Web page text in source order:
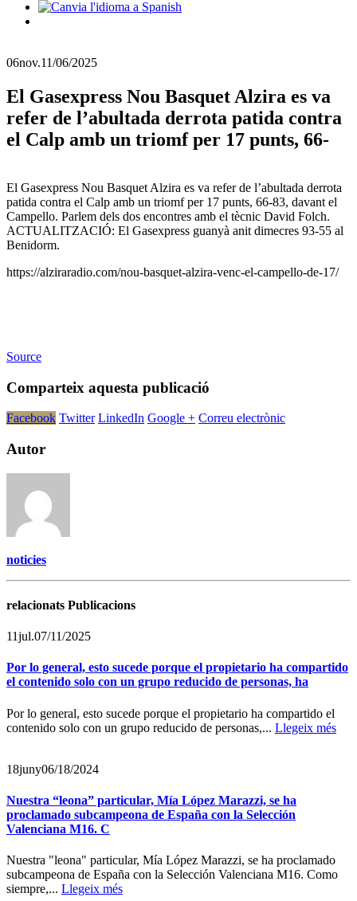
06nov.11/06/2025
El Gasexpress Nou Basquet Alzira es va
refer de l’abultada derrota patida contra
el Calp amb un triomf per 17 punts, 66-
El Gasexpress Nou Basquet Alzira es va refer de l’abultada derrota
patida contra el Calp amb un triomf per 17 punts, 66-83, davant el
Campello. Parlem dels dos encontres amb el tècnic David Folch.
ACTUALITZACIÓ: El Gasexpress guanyà anit dimecres 93-55 al
Benidorm.
https://alziraradio.com/nou-basquet-alzira-venc-el-campello-de-17/
Source
Comparteix aquesta publicació
Facebook Twitter LinkedIn Google + Correu electrònic
Autor
noticies
relacionats Publicacions
11jul.07/11/2025
Por lo general, esto sucede porque el propietario ha compartido
el contenido solo con un grupo reducido de personas, ha
Por lo general, esto sucede porque el propietario ha compartido el
contenido solo con un grupo reducido de personas,... Llegeix més
18juny06/18/2024
Nuestra “leona” particular, Mía López Marazzi, se ha
proclamado subcampeona de España con la Selección
Valenciana M16. C
Nuestra "leona" particular, Mía López Marazzi, se ha proclamado
subcampeona de España con la Selección Valenciana M16. Como
siempre,... Llegeix més